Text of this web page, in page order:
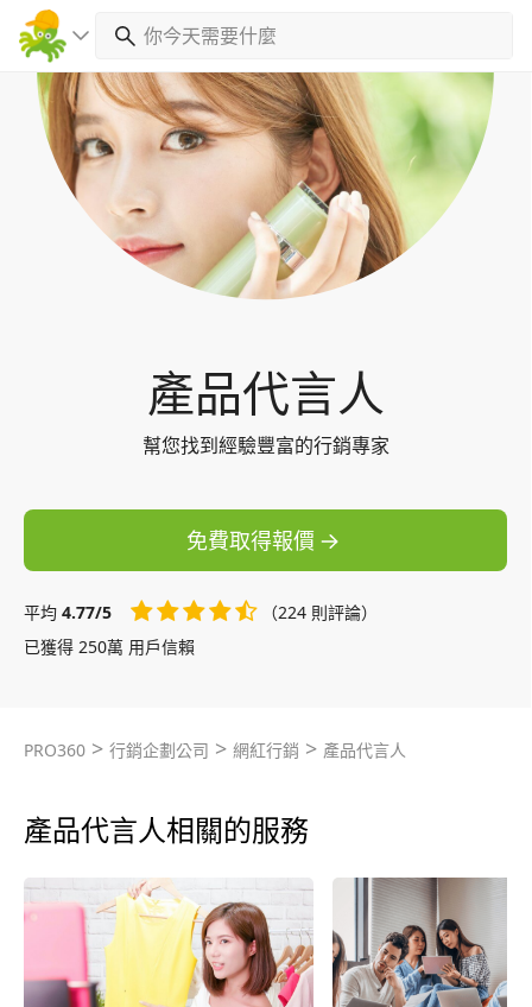
產品代言人
幫您找到經驗豐富的行銷專家
免費取得報價
平均 4.77/5
（224 則評論）
已獲得 250萬 用戶信賴
PRO360 > 行銷企劃公司 > 網紅行銷 > 產品代言人
產品代言人相關的服務